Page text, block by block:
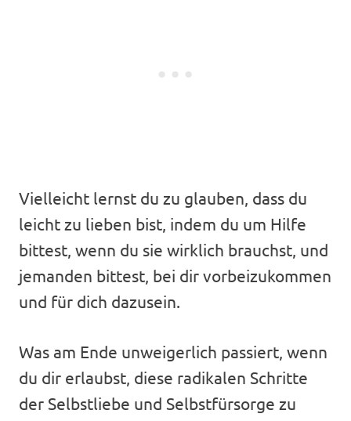
Vielleicht lernst du zu glauben, dass du
leicht zu lieben bist, indem du um Hilfe
bittest, wenn du sie wirklich brauchst, und
jemanden bittest, bei dir vorbeizukommen
und für dich dazusein.
Was am Ende unweigerlich passiert, wenn
du dir erlaubst, diese radikalen Schritte
der Selbstliebe und Selbstfürsorge zu